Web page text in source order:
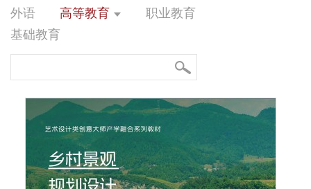
外语 高等教育
职业教育
基础教育